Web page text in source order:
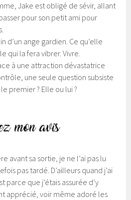
Jake est obligé de sévir, allant
pour son petit ami pour
d’un ange gardien. Ce qu’elle
qui la fera vibrer. Vivre.
à une attraction dévastatrice
une seule question subsiste
premier ? Elle ou lui ?
avant sa sortie, je ne l’ai pas lu
pas tardé. D’ailleurs quand j’ai
parce que j’étais assurée d’y
apprécié, voir même adoré les